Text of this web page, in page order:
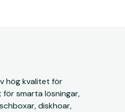
hög kvalitet för
smarta lösningar,
diskhoar,